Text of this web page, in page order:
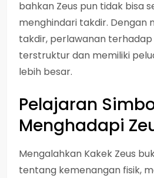
bahkan Zeus pun tidak bisa
menghindari takdir. Dengan
takdir, perlawanan terhadap
terstruktur dan memiliki
lebih besar.
Pelajaran
Menghadapi
Mengalahkan Kakek Zeus
tentang kemenangan fisik,